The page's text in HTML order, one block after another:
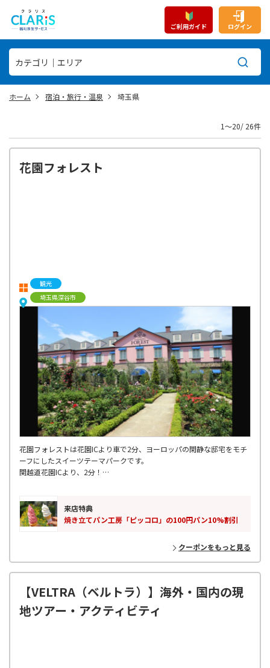
ご利用ガイド ログイン
ホーム 宿泊・旅行・温泉 埼玉県
1〜20/ 26件
花園フォレスト
観光
埼玉県深谷市
花園フォレストは花園ICより車で2分、ヨーロッパの閑静な邸宅をモチ
ーフにしたスイーツテーマパークです。
関越道花園ICより、2分！
地元の方からご家族連れまで人気のスポットです。
近隣には、秩父長瀞といった埼玉県を代表する観光地もあります。
来店特典
焼き立てパン工房「ピッコロ」の100円パン10%割引
クーポンをもっと見る
【VELTRA（ベルトラ）】海外・国内の現
地ツアー・アクティビティ